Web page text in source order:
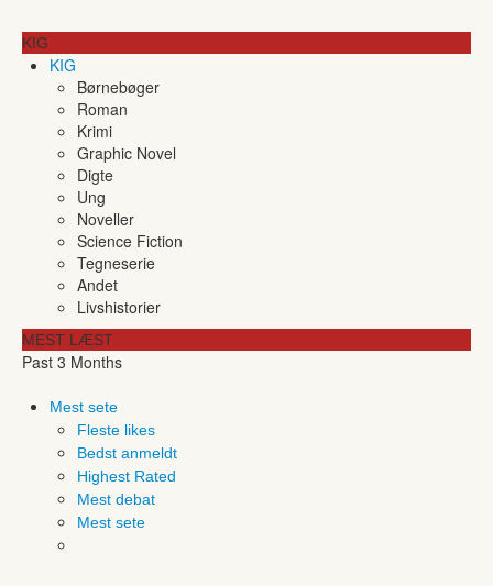
KIG
KIG
Børnebøger
Roman
Krimi
Graphic Novel
Digte
Ung
Noveller
Science Fiction
Tegneserie
Andet
Livshistorier
MEST LÆST
Past 3 Months
Mest sete
Fleste likes
Bedst anmeldt
Highest Rated
Mest debat
Mest sete